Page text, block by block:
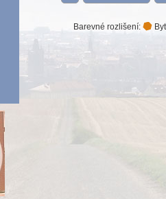
Barevné rozlišení: